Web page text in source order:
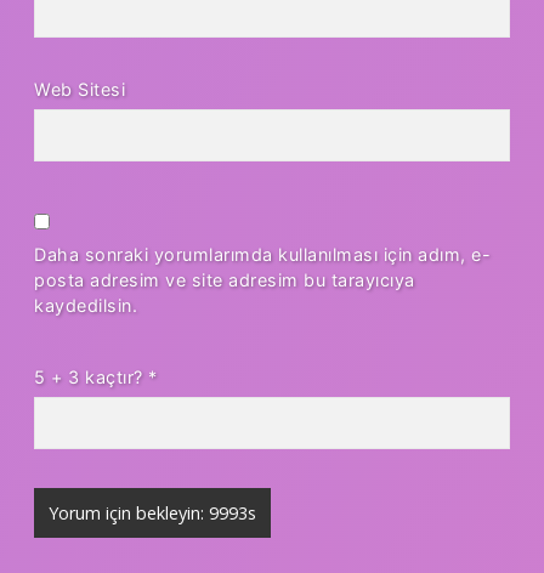
Web Sitesi
Daha sonraki yorumlarımda kullanılması için adım, e-
posta adresim ve site adresim bu tarayıcıya
kaydedilsin.
5 + 3 kaçtır? *